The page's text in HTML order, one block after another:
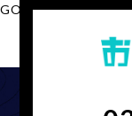
GOOGLE MAP